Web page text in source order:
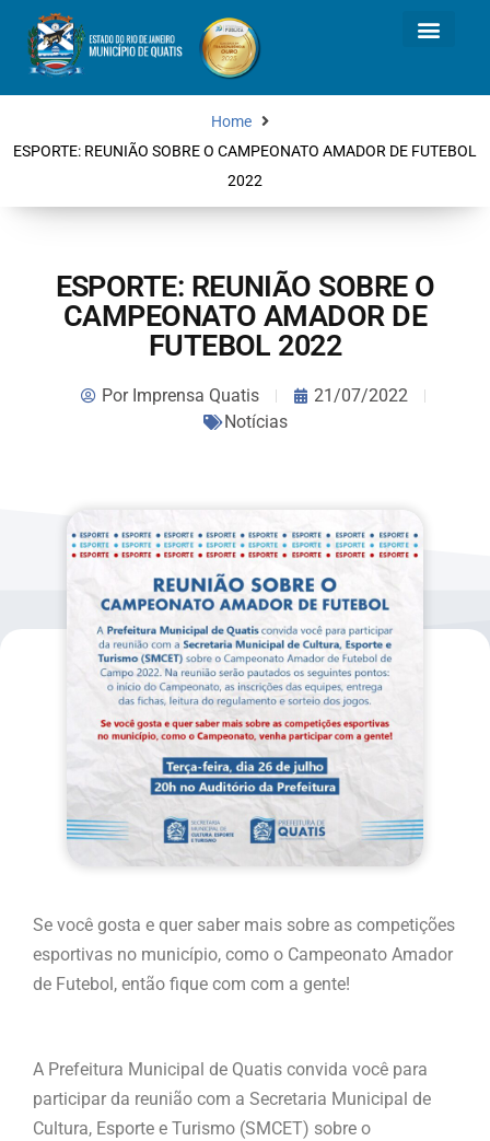
Home
ESPORTE: REUNIÃO SOBRE O CAMPEONATO AMADOR DE FUTEBOL
2022
ESPORTE: REUNIÃO SOBRE O
CAMPEONATO AMADOR DE
FUTEBOL 2022
PorImprensa Quatis
21/07/2022
Notícias
Se você gosta e quer saber mais sobre as competições
esportivas no município, como o Campeonato Amador
de Futebol, então fique com com a gente!
A Prefeitura Municipal de Quatis convida você para
participar da reunião com a Secretaria Municipal de
Cultura, Esporte e Turismo (SMCET) sobre o